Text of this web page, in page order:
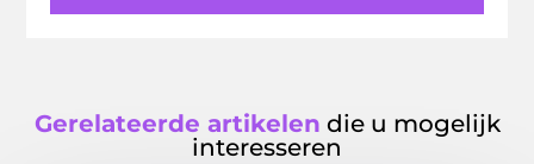
Gerelateerde artikelen die u mogelijk
interesseren